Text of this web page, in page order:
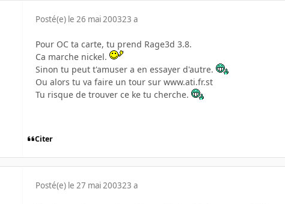
Posté(e) le 26 mai 200323 a
Pour OC ta carte, tu prend Rage3d 3.8.
Ca marche nickel.
Sinon tu peut t'amuser a en essayer d'autre.
Ou alors tu va faire un tour sur www.ati.fr.st
Tu risque de trouver ce ke tu cherche.
Citer
Posté(e) le 27 mai 200323 a